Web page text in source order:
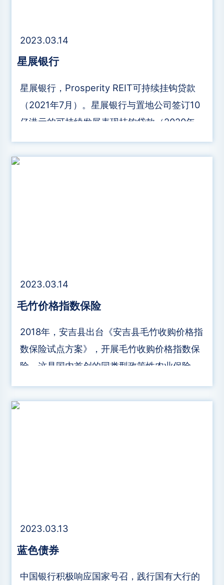
2023.03.14
​星展银行
​星展银行，Prosperity REIT可持续挂钩贷款
（2021年7月）。星展银行与置地公司签订10
亿港元的可持续发展表现挂钩贷款（2020年8
续发展表现挂钩贷款(2021年4月)。
2023.03.14
毛竹价格指数保险
2018年，安吉县出台《安吉县毛竹收购价格指
数保险试点方案》，开展毛竹收购价格指数保
险。这是国内首创的同类型政策性农业保险地
积为5万亩，由人保财险安吉支公司牵头实行
2023.03.13
蓝色债券
中国银行积极响应国家号召，践行国有大行的